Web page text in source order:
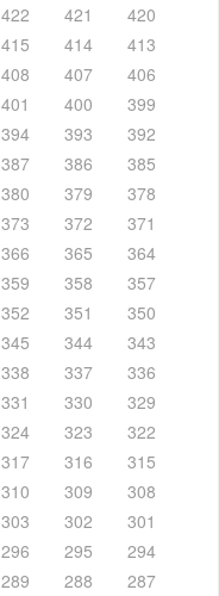
422 421
420
415 414
413
408 407
406
401 400
399
394 393
392
387 386
385
380 379
378
373 372
371
366 365
364
359 358
357
352 351
350
345 344
343
338 337
336
331 330
329
324 323
322
317 316
315
310 309
308
303 302
301
296 295
294
289 288
287